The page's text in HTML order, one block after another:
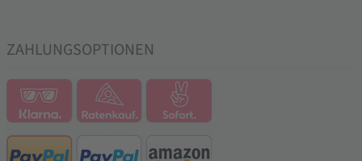
ZAHLUNGSOPTIONEN